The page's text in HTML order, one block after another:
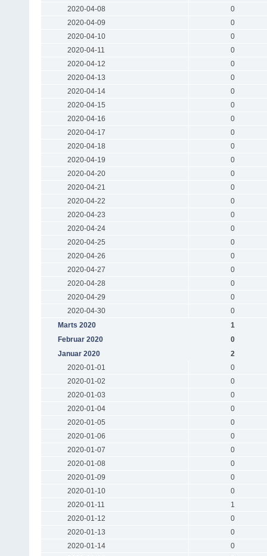
2020-04-08
0
2020-04-09
0
2020-04-10
0
2020-04-11
0
2020-04-12
0
2020-04-13
0
2020-04-14
0
2020-04-15
0
2020-04-16
0
2020-04-17
0
2020-04-18
0
2020-04-19
0
2020-04-20
0
2020-04-21
0
2020-04-22
0
2020-04-23
0
2020-04-24
0
2020-04-25
0
2020-04-26
0
2020-04-27
0
2020-04-28
0
2020-04-29
0
2020-04-30
0
Marts 2020
1
Februar 2020
0
Januar 2020
2
2020-01-01
0
2020-01-02
0
2020-01-03
0
2020-01-04
0
2020-01-05
0
2020-01-06
0
2020-01-07
0
2020-01-08
0
2020-01-09
0
2020-01-10
0
2020-01-11
1
2020-01-12
0
2020-01-13
0
2020-01-14
0